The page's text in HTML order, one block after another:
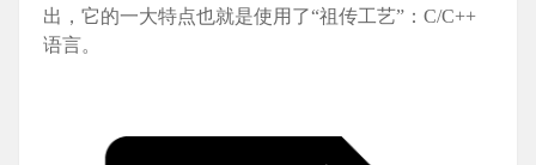
出，它的一大特点也就是使用了“祖传工艺”：C/C++
语言。